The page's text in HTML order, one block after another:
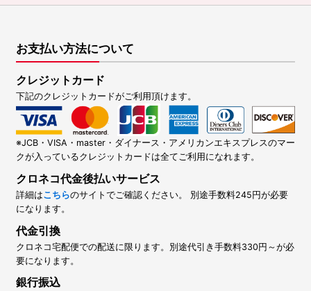
お支払い方法について
クレジットカード
下記のクレジットカードがご利用頂けます。
※JCB・VISA・master・ダイナース・アメリカンエキスプレスのマー
クが入っているクレジットカードは全てご利用になれます。
クロネコ代金後払いサービス
詳細はこちらのサイトでご確認ください。 別途手数料245円が必要
になります。
代金引換
クロネコ宅配便での配送に限ります。別途代引き手数料330円～が必
要になります。
銀行振込